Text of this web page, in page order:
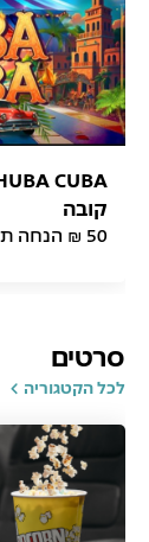
קובה
50 ₪ הנחה תמורת פינוק
סרטים
לכל הקטגוריה